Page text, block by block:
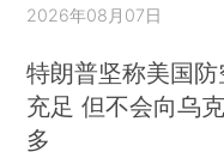
2026年08月07日
特朗普坚称美国
充足 但不会向乌
多